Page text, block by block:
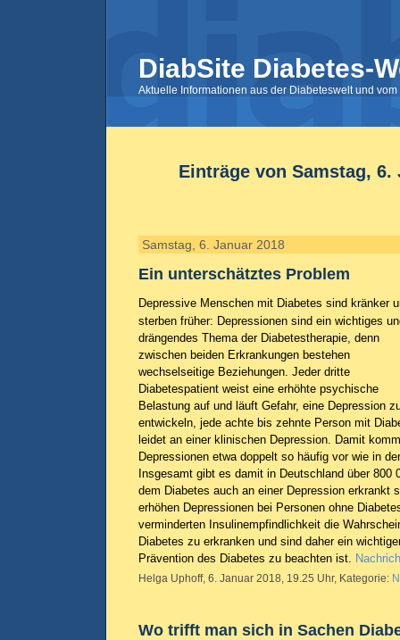
DiabSite Diabetes-
Aktuelle Informationen aus der Diabeteswelt und
Einträge von Samstag, 6.
Samstag, 6. Januar 2018
Ein unterschätztes Problem
Depressive Menschen mit Diabetes sind kränker
sterben früher: Depressionen sind ein wichtiges
drängendes Thema der Diabetestherapie, denn
zwischen beiden Erkrankungen bestehen
wechselseitige Beziehungen. Jeder dritte
Diabetespatient weist eine erhöhte psychische
Belastung auf und läuft Gefahr, eine Depression
entwickeln, jede achte bis zehnte Person mit
leidet an einer klinischen Depression. Damit
Depressionen etwa doppelt so häufig vor wie in
Insgesamt gibt es damit in Deutschland über 800
dem Diabetes auch an einer Depression erkrankt
erhöhen Depressionen bei Personen ohne
verminderten Insulinempfindlichkeit die
Diabetes zu erkranken und sind daher ein
Prävention des Diabetes zu beachten ist.
Helga Uphoff, 6. Januar 2018, 19.25 Uhr, Kategorie:
Wo trifft man sich in Sachen